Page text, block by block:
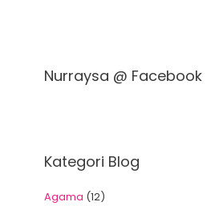
Nurraysa @ Facebook
Kategori Blog
Agama (12)